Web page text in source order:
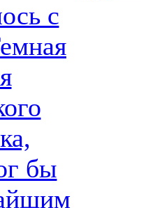
с
бы